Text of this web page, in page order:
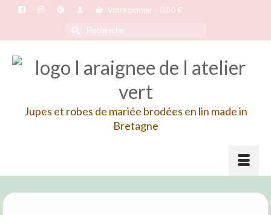
Votre panier - 0,00 €
Rechercher :
Jupes et robes de mariée brodées en lin made in
Bretagne